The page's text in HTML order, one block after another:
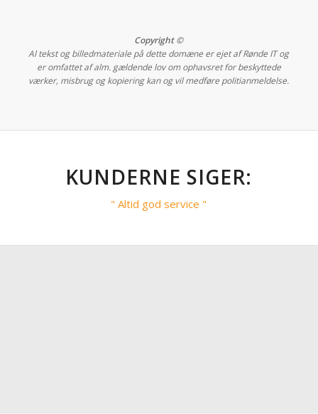
Copyright ©
Al tekst og billedmateriale på dette domæne er ejet af Rønde IT og
er omfattet af alm. gældende lov om ophavsret for beskyttede
værker, misbrug og kopiering kan og vil medføre politianmeldelse.
KUNDERNE SIGER:
" Altid god service "